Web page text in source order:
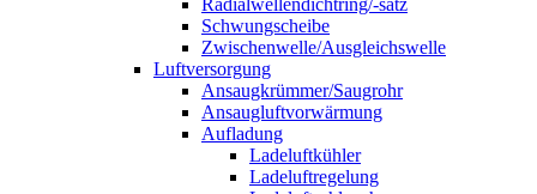
Radialwellendichtring/-satz
Schwungscheibe
Zwischenwelle/Ausgleichswelle
Luftversorgung
Ansaugkrümmer/Saugrohr
Ansaugluftvorwärmung
Aufladung
Ladeluftkühler
Ladeluftregelung